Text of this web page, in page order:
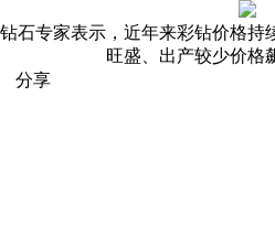
钻石专家表示，近年来彩钻价格持
旺盛、出产较少价格
分享